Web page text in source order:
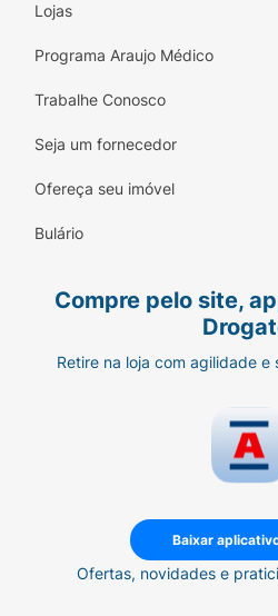
Lojas
Programa Araujo Médico
Trabalhe Conosco
Seja um fornecedor
Ofereça seu imóvel
Bulário
Compre pelo site,
Retire na loja com agilidade e
Baixar
Ofertas, novidades e